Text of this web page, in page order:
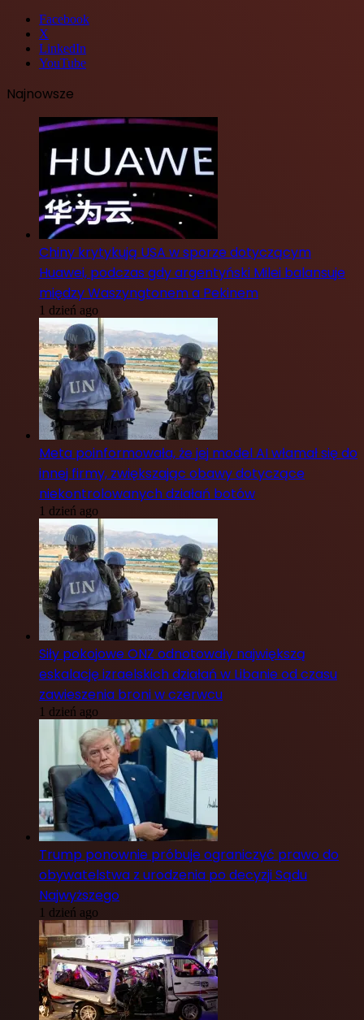
Facebook
X
LinkedIn
YouTube
Najnowsze
Chiny krytykują USA w sporze dotyczącym
Huawei, podczas gdy argentyński Milei balansuje
między Waszyngtonem a Pekinem
1 dzień ago
Meta poinformowała, że jej model AI włamał się do
innej firmy, zwiększając obawy dotyczące
niekontrolowanych działań botów
1 dzień ago
Siły pokojowe ONZ odnotowały największą
eskalację izraelskich działań w Libanie od czasu
zawieszenia broni w czerwcu
1 dzień ago
Trump ponownie próbuje ograniczyć prawo do
obywatelstwa z urodzenia po decyzji Sądu
Najwyższego
1 dzień ago